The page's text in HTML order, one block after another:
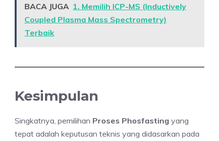
BACA JUGA 1. Memilih ICP-MS (Inductively
Coupled Plasma Mass Spectrometry)
Terbaik
Kesimpulan
Singkatnya, pemilihan Proses Phosfasting yang
tepat adalah keputusan teknis yang didasarkan pada